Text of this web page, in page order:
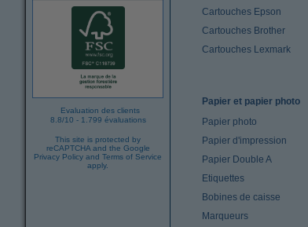
Evaluation des clients
8.8/10 - 1.799 évaluations
This site is protected by
reCAPTCHA and the Google
Privacy Policy and Terms of Service
apply.
Cartouches Epson
Cartouches Brother
Cartouches Lexmark
Papier et papier photo
Papier photo
Papier d'impression
Papier Double A
Etiquettes
Bobines de caisse
Marqueurs